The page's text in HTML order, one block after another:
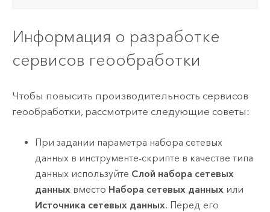
Информация о разработке
сервисов геообработки
Чтобы повысить производительность сервисов
геообработки, рассмотрите следующие советы:
При задании параметра набора сетевых
данных в инструменте-скрипте в качестве типа
данных используйте Слой набора сетевых
данных вместо Набора сетевых данных или
Источника сетевых данных. Перед его